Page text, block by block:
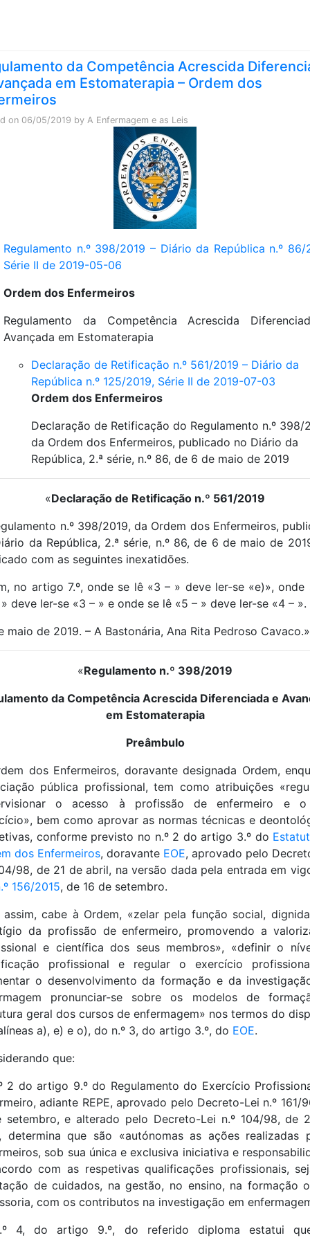
da Competência Acrescida
em Estomaterapia – Ordem dos
on 06/05/2019 by A Enfermagem e as Leis
Regulamento n.º 398/2019 – Diário da República n.º 86/
Série II de 2019-05-06
Ordem dos Enfermeiros
Regulamento da Competência Acrescida
Avançada em Estomaterapia
Declaração de Retificação n.º 561/2019 – Diário da
República n.º 125/2019, Série II de 2019-07-03
Ordem dos Enfermeiros
Declaração de Retificação do Regulamento n.º 398/
da Ordem dos Enfermeiros, publicado no Diário da
República, 2.ª série, n.º 86, de 6 de maio de 2019
«Declaração de Retificação n.º 561/2019
n.º 398/2019, da Ordem dos Enfermeiros,
da República, 2.ª série, n.º 86, de 6 de maio de
com as seguintes inexatidões.
no artigo 7.º, onde se lê «3 – » deve ler-se «e)», onde
deve ler-se «3 – » e onde se lê «5 – » deve ler-se «4 – ».
maio de 2019. – A Bastonária, Ana Rita Pedroso Cavaco.»
«Regulamento n.º 398/2019
da Competência Acrescida Diferenciada e
em Estomaterapia
Preâmbulo
dos Enfermeiros, doravante designada Ordem,
pública profissional, tem como atribuições
o acesso à profissão de enfermeiro e
bem como aprovar as normas técnicas e
conforme previsto no n.º 2 do artigo 3.º do
dos Enfermeiros, doravante EOE, aprovado pelo
98, de 21 de abril, na versão dada pela entrada em
156/2015, de 16 de setembro.
assim, cabe à Ordem, «zelar pela função social,
da profissão de enfermeiro, promovendo a
e científica dos seus membros», «definir o
profissional e regular o exercício
o desenvolvimento da formação e da
pronunciar-se sobre os modelos de
geral dos cursos de enfermagem» nos termos do
a), e) e o), do n.º 3, do artigo 3.º, do EOE.
que:
2 do artigo 9.º do Regulamento do Exercício
adiante REPE, aprovado pelo Decreto-Lei n.º 161/
setembro, e alterado pelo Decreto-Lei n.º 104/98, de
determina que são «autónomas as ações realizadas
sob sua única e exclusiva iniciativa e
com as respetivas qualificações profissionais,
de cuidados, na gestão, no ensino, na formação
com os contributos na investigação em
4, do artigo 9.º, do referido diploma estatui